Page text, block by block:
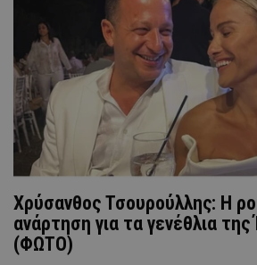
Χρύσανθος Τσουρούλλης: Η
ανάρτηση για τα γενέθλια της
(ΦΩΤΟ)